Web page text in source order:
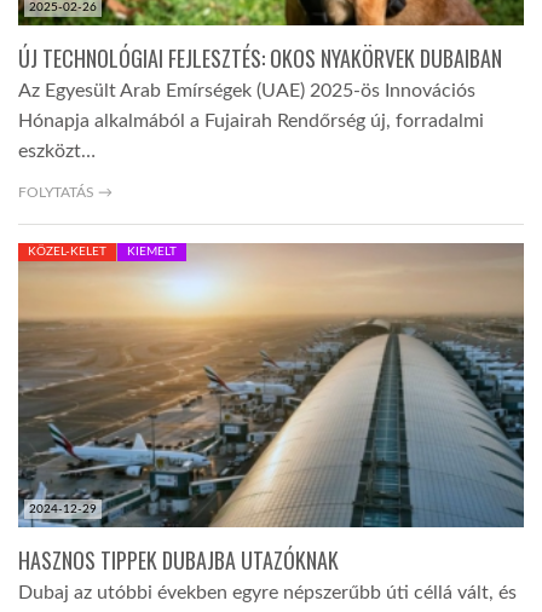
2025-02-26
ÚJ TECHNOLÓGIAI FEJLESZTÉS: OKOS NYAKÖRVEK DUBAIBAN
Az Egyesült Arab Emírségek (UAE) 2025-ös Innovációs
Hónapja alkalmából a Fujairah Rendőrség új, forradalmi
eszközt…
FOLYTATÁS →
2024-12-29
KÖZEL-KELET KIEMELT
HASZNOS TIPPEK DUBAJBA UTAZÓKNAK
Dubaj az utóbbi években egyre népszerűbb úti céllá vált, és